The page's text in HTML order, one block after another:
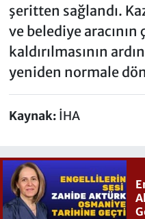
şeritten sağlandı.
ve belediye aracının
kaldırılmasının
yeniden normale
Kaynak: İHA